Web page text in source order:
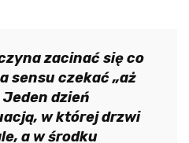
zacinać się co
sensu czekać „aż
Jeden dzień
w której drzwi
a w środku